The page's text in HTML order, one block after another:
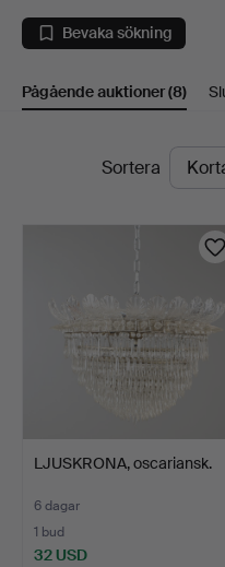
Helsingborgs
Bevaka sökning
Pågående auktioner(8)
PågåendeSortera
LJUSKRONA, oscariansk.
6 dagar
1 bud
32 USD